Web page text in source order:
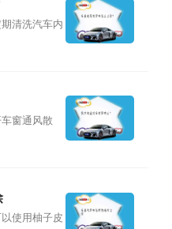
清洗汽车内
窗通风散
使用柚子皮